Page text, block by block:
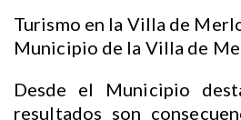
Turismo en la Villa de
Municipio de la Villa de
Desde el Municipio
resultados son